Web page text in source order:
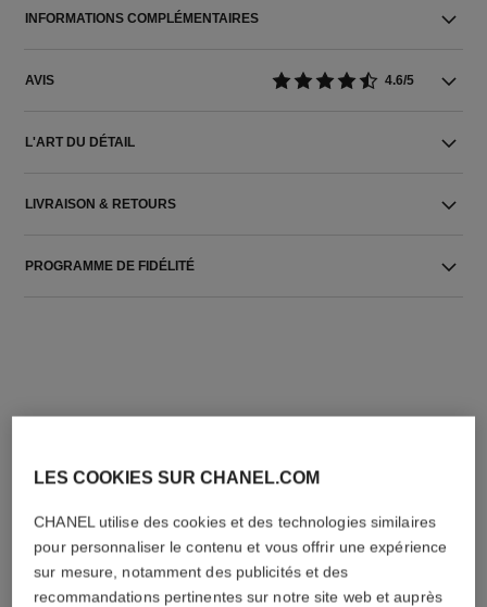
INFORMATIONS COMPLÉMENTAIRES
AVIS 4.6/5
L'ART DU DÉTAIL
LIVRAISON & RETOURS
PROGRAMME DE FIDÉLITÉ
LES COOKIES SUR CHANEL.COM
CHANEL utilise des cookies et des technologies similaires
pour personnaliser le contenu et vous offrir une expérience
sur mesure, notamment des publicités et des
recommandations pertinentes sur notre site web et auprès